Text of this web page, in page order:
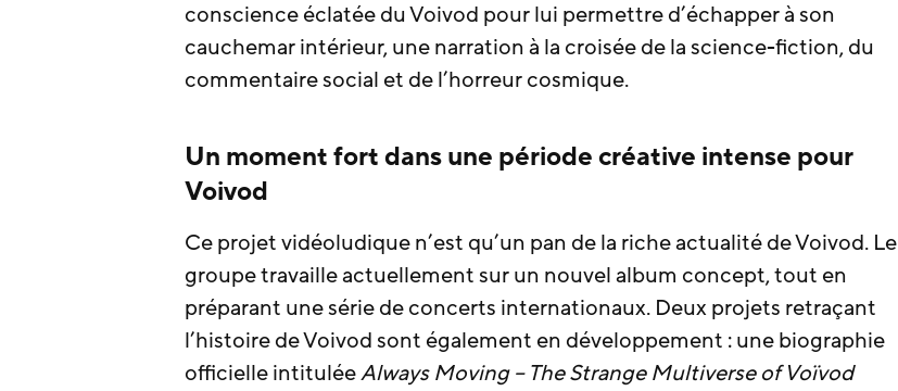
conscience éclatée du Voivod pour lui permettre d’échapper à son
cauchemar intérieur, une narration à la croisée de la science-fiction, du
commentaire social et de l’horreur cosmique.
Un moment fort dans une période créative intense pour
Voivod
Ce projet vidéoludique n’est qu’un pan de la riche actualité de Voivod. Le
groupe travaille actuellement sur un nouvel album concept, tout en
préparant une série de concerts internationaux. Deux projets retraçant
l’histoire de Voivod sont également en développement : une biographie
officielle intituléeAlways Moving – The Strange Multiverse of Voïvod